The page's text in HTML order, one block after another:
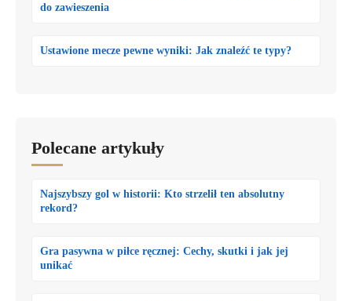
do zawieszenia
Ustawione mecze pewne wyniki: Jak znaleźć te typy?
Polecane artykuły
Najszybszy gol w historii: Kto strzelił ten absolutny
rekord?
Gra pasywna w piłce ręcznej: Cechy, skutki i jak jej
unikać